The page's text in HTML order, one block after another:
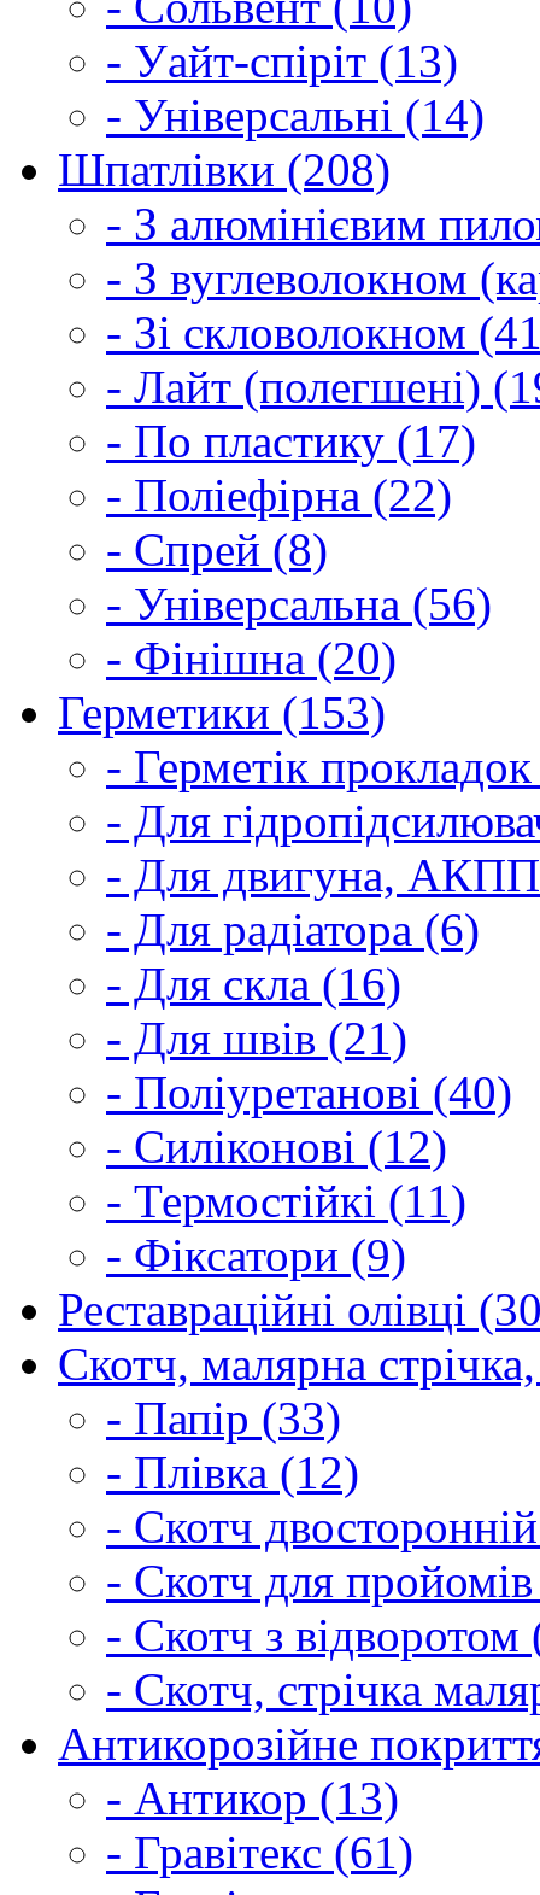
- Уайт-спіріт (13)
- Універсальні (14)
Шпатлівки (208)
- З алюмінієвим
- З вуглеволокном
- Зі скловолокном
- Лайт (полегшені)
- По пластику (17)
- Поліефірна (22)
- Спрей (8)
- Універсальна (56)
- Фінішна (20)
Герметики (153)
- Герметік
- Для
- Для двигуна,
- Для радіатора (6)
- Для скла (16)
- Для швів (21)
- Поліуретанові (40)
- Силіконові (12)
- Термостійкі (11)
- Фіксатори (9)
Реставраційні олівці
Скотч, малярна
- Папір (33)
- Плівка (12)
- Скотч
- Скотч для
- Скотч з відворотом
- Скотч, стрічка
Антикорозійне
- Антикор (13)
- Гравітекс (61)